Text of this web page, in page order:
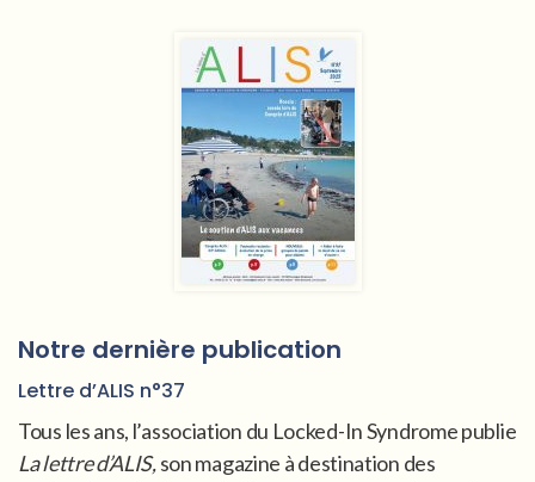
Notre dernière publication
Lettre d’ALIS n°37
Tous les ans, l’association du Locked-In Syndrome publie
La lettre d’ALIS,son magazine à destination des